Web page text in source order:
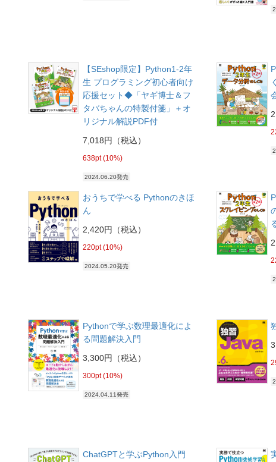
【SEshop限定】Python1-2年
生 プログラミング初心者向け
応援セット◆「ヤギ博士＆フ
タバちゃんの特製付箋」＋オ
リジナル解説PDF付
7,018円（税込）
638pt (10%)
2024.06.20発売
おうちで学べる Pythonのきほ
ん
2,420円（税込）
220pt (10%)
2024.05.20発売
Pythonで学ぶ数理最適化によ
る問題解決入門
3,300円（税込）
300pt (10%)
2024.04.11発売
ChatGPTと学ぶPython入門